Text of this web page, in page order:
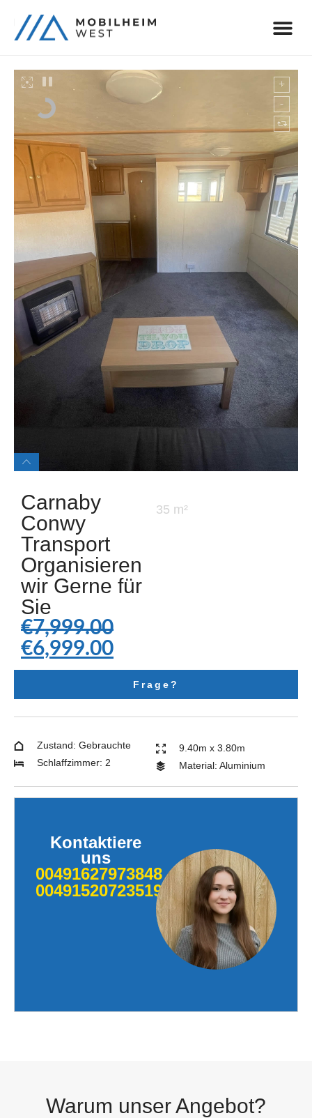
Carnaby
Conwy
Transport
Organisieren
wir Gerne für
Sie
€7,999.00
€6,999.00
35 m²
Frage?
Zustand: Gebrauchte
Schlaffzimmer: 2
9.40m x 3.80m
Material: Aluminium
Kontaktiere
uns
00491627973848
004915207235190
Warum unser Angebot?